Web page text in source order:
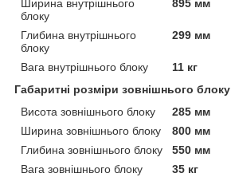
Ширина внутрішнього
блоку
895 мм
Глибина внутрішнього
блоку
299 мм
Вага внутрішнього блоку
11 кг
Габаритні розміри зовнішнього блоку
Висота зовнішнього блоку
285 мм
Ширина зовнішнього блоку
800 мм
Глибина зовнішнього блоку
550 мм
Вага зовнішнього блоку
35 кг